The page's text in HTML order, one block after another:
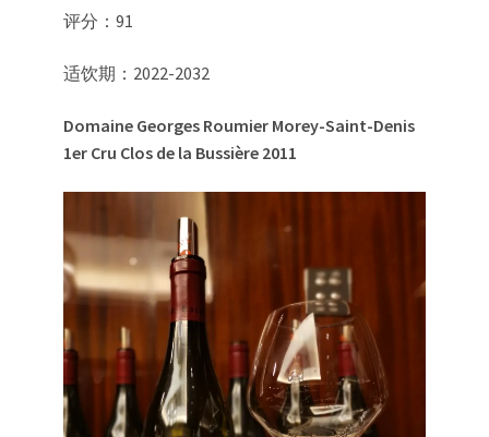
评分：91
适饮期：2022-2032
Domaine Georges Roumier Morey-Saint-Denis
1er Cru Clos de la Bussière 2011